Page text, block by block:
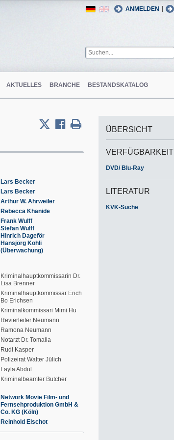
ANMELDEN
English
German
AKTUELLES BRANCHE BESTANDSKATALOG
Lars Becker
Lars Becker
Arthur W. Ahrweiler
Rebecca Khanide
Frank Wulff
Stefan Wulff
Hinrich Dageför
Hansjörg Kohli
(Überwachung)
Kriminalhauptkommissarin Dr.
Lisa Brenner
Kriminalhauptkommissar Erich
Bo Erichsen
Kriminalkommissari Mimi Hu
Revierleiter Neumann
Ramona Neumann
Notarzt Dr. Tomalla
Rudi Kasper
Polizeirat Walter Jülich
Layla Abdul
Kriminalbeamter Butcher
Network Movie Film- und
Fernsehproduktion GmbH &
Co. KG (Köln)
Reinhold Elschot
ÜBERSICHT
VERFÜGBARKEIT
DVD/ Blu-Ray
LITERATUR
KVK-Suche